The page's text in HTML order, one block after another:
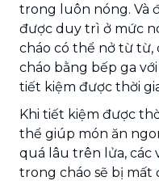
trong luôn nóng. Và
được duy trì ở mức
cháo có thể nở từ từ,
cháo bằng bếp ga
tiết kiệm được thời
Khi tiết kiệm được
thể giúp món ăn
quá lâu trên lửa, các
trong cháo sẽ bị mất